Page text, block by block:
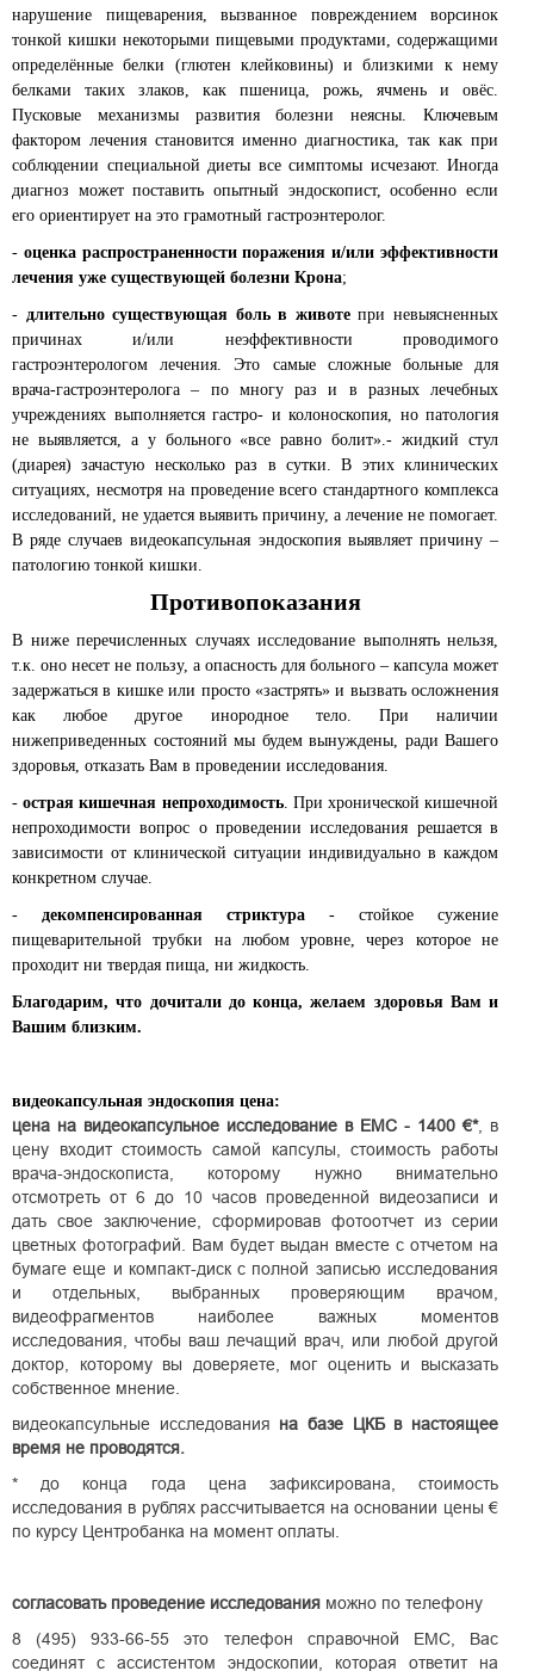
нарушение пищеварения, вызванное повреждением ворсинок
тонкой кишки некоторыми пищевыми продуктами, содержащими
определённые белки (глютен клейковины) и близкими к нему
белками таких злаков, как пшеница, рожь, ячмень и овёс.
Пусковые механизмы развития болезни неясны. Ключевым
фактором лечения становится именно диагностика, так как при
соблюдении специальной диеты все симптомы исчезают. Иногда
диагноз может поставить опытный эндоскопист, особенно если
его ориентирует на это грамотный гастроэнтеролог.
- оценка распространенности поражения и/или эффективности
лечения уже существующей болезни Крона;
- длительно существующая боль в животепри невыясненных
причинах и/или неэффективности проводимого
гастроэнтерологом лечения. Это самые сложные больные для
врача-гастроэнтеролога – по многу раз и в разных лечебных
учреждениях выполняется гастро- и колоноскопия, но патология
не выявляется, а у больного «все равно болит».- жидкий стул
(диарея) зачастую несколько раз в сутки. В этих клинических
ситуациях, несмотря на проведение всего стандартного комплекса
исследований, не удается выявить причину, а лечение не помогает.
В ряде случаев видеокапсульная эндоскопия выявляет причину –
патологию тонкой кишки.
Противопоказания
В ниже перечисленных случаях исследование выполнять нельзя,
т.к. оно несет не пользу, а опасность для больного – капсула может
задержаться в кишке или просто «застрять» и вызвать осложнения
как любое другое инородное тело. При наличии
нижеприведенных состояний мы будем вынуждены, ради Вашего
здоровья, отказать Вам в проведении исследования.
-острая кишечная непроходимость. При хронической кишечной
непроходимости вопрос о проведении исследования решается в
зависимости от клинической ситуации индивидуально в каждом
конкретном случае.
- декомпенсированная стриктура - стойкое сужение
пищеварительной трубки на любом уровне, через которое не
проходит ни твердая пища, ни жидкость.
Благодарим, что дочитали до конца, желаем здоровья Вам и
Вашим близким.
видеокапсульная эндоскопия цена:
цена на видеокапсульное исследование в EMC - 1400 €*, в
цену входит стоимость самой капсулы, стоимость работы
врача-эндоскописта, которому нужно внимательно
отсмотреть от 6 до 10 часов проведенной видеозаписи и
дать свое заключение, сформировав фотоотчет из серии
цветных фотографий. Вам будет выдан вместе с отчетом на
бумаге еще и компакт-диск с полной записью исследования
и отдельных, выбранных проверяющим врачом,
видеофрагментов наиболее важных моментов
исследования, чтобы ваш лечащий врач, или любой другой
доктор, которому вы доверяете, мог оценить и высказать
собственное мнение.
видеокапсульные исследования на базе ЦКБ в настоящее
время не проводятся.
* до конца года цена зафиксирована, стоимость
исследования в рублях рассчитывается на основании цены €
по курсу Центробанка на момент оплаты.
согласовать проведение исследования можно по телефону
8 (495) 933-66-55 это телефон справочной ЕМС, Вас
соединят с ассистентом эндоскопии, которая ответит на